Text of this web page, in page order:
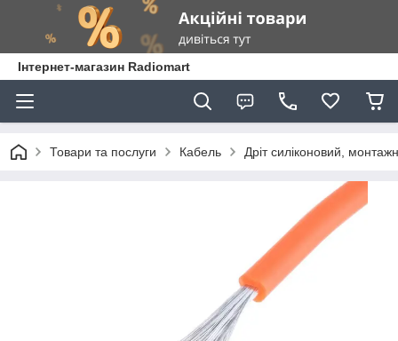
Інтернет-магазин Radiomart
Товари та послуги Кабель Дріт силіконовий,